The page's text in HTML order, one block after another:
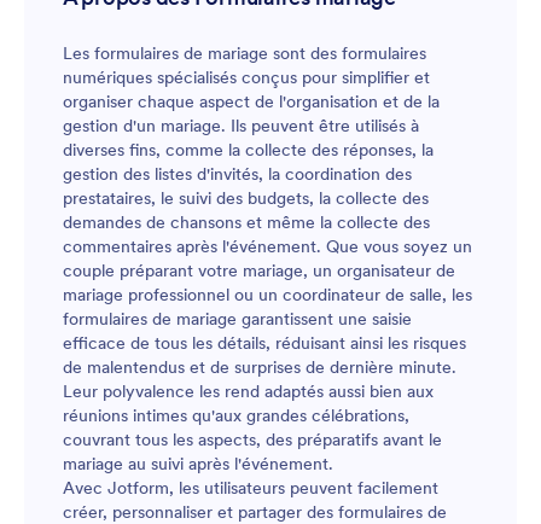
contre les dommages grâce au cryptage PDF de
pouvez synchroniser les réponses avec vos autres
comptes, tels que Google Drive, Slack et Salesforce,
pour donner un coup de pouce à votre entreprise
de photographie de mariage. En demandant à vos
clients de remplir un formulaire de résiliation de
contrat de photographie de mariage avant la date,
vous réduirez les malentendus et aurez confiance
dans les attentes de vos futurs clients. En utilisant
une annulation gratuite de contrat de photographie
de mariage, vous pouvez rendre votre entreprise
plus rentable.
Les formulaires de mariage sont des formulaires
numériques spécialisés conçus pour simplifier et
organiser chaque aspect de l'organisation et de la
gestion d'un mariage. Ils peuvent être utilisés à
diverses fins, comme la collecte des réponses, la
gestion des listes d'invités, la coordination des
prestataires, le suivi des budgets, la collecte des
demandes de chansons et même la collecte des
commentaires après l'événement. Que vous soyez un
couple préparant votre mariage, un organisateur de
mariage professionnel ou un coordinateur de salle, les
formulaires de mariage garantissent une saisie
efficace de tous les détails, réduisant ainsi les risques
de malentendus et de surprises de dernière minute.
Leur polyvalence les rend adaptés aussi bien aux
réunions intimes qu'aux grandes célébrations,
couvrant tous les aspects, des préparatifs avant le
mariage au suivi après l'événement.
Avec Jotform, les utilisateurs peuvent facilement
créer, personnaliser et partager des formulaires de